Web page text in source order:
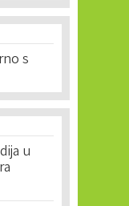
s
u